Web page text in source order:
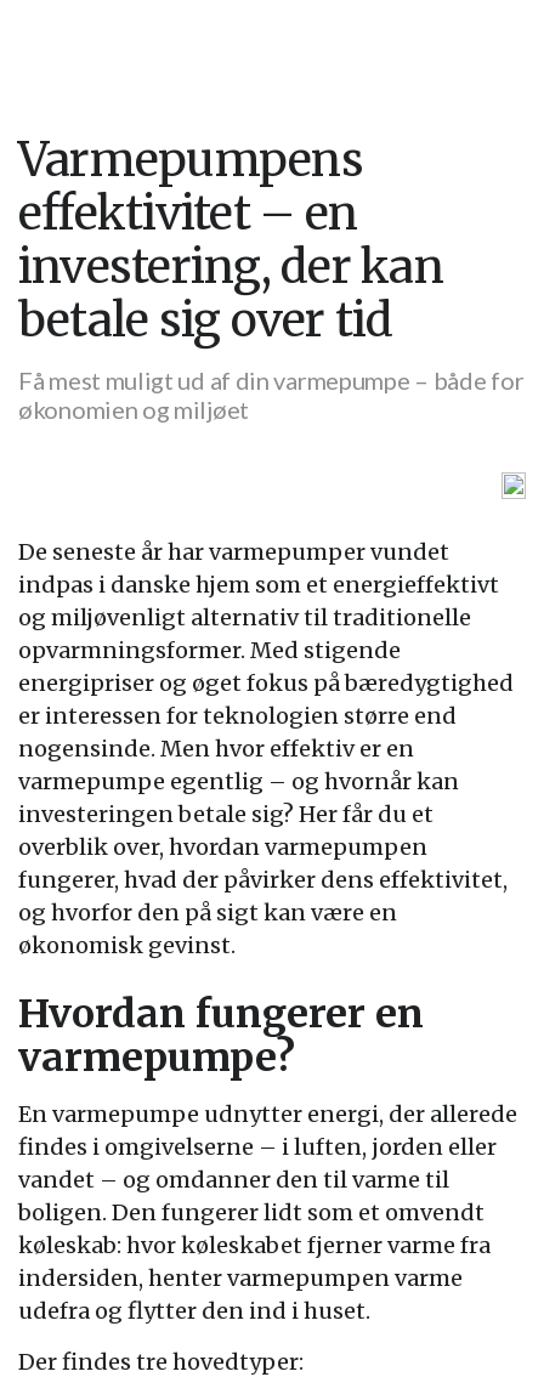
Varmepumpens
effektivitet – en
investering, der kan
betale sig over tid
Få mest muligt ud af din varmepumpe – både for
økonomien og miljøet
De seneste år har varmepumper vundet
indpas i danske hjem som et energieffektivt
og miljøvenligt alternativ til traditionelle
opvarmningsformer. Med stigende
energipriser og øget fokus på bæredygtighed
er interessen for teknologien større end
nogensinde. Men hvor effektiv er en
varmepumpe egentlig – og hvornår kan
investeringen betale sig? Her får du et
overblik over, hvordan varmepumpen
fungerer, hvad der påvirker dens effektivitet,
og hvorfor den på sigt kan være en
økonomisk gevinst.
Hvordan fungerer en
varmepumpe?
En varmepumpe udnytter energi, der allerede
findes i omgivelserne – i luften, jorden eller
vandet – og omdanner den til varme til
boligen. Den fungerer lidt som et omvendt
køleskab: hvor køleskabet fjerner varme fra
indersiden, henter varmepumpen varme
udefra og flytter den ind i huset.
Der findes tre hovedtyper: